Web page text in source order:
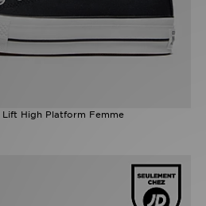
Lift High Platform Femme